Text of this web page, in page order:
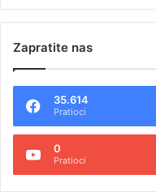
Zapratite nas
35.614
Pratioci
0
Pratioci